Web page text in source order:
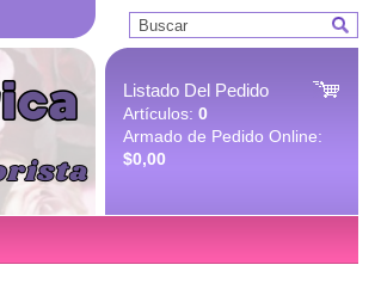
Listado Del Pedido
Artículos: 0
Armado de Pedido Online:
$0,00